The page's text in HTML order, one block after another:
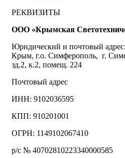
РЕКВИЗИТЫ
ООО «Крымская
Юридический и почтовый
Крым, г.о. Симферополь, г.
зд.2, к.2, помещ. 224
Почтовый адрес
ИНН: 9102036595
КПП: 910201001
ОГРН: 1149102067410
р/с № 40702810223340000585